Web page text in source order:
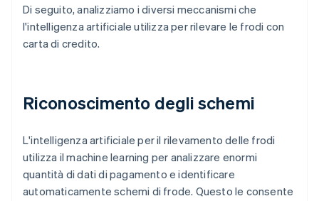
Di seguito, analizziamo i diversi meccanismi che
l'intelligenza artificiale utilizza per rilevare le frodi con
carta di credito.
Riconoscimento degli schemi
L'intelligenza artificiale per il rilevamento delle frodi
utilizza il machine learning per analizzare enormi
quantità di dati di pagamento e identificare
automaticamente schemi di frode. Questo le consente